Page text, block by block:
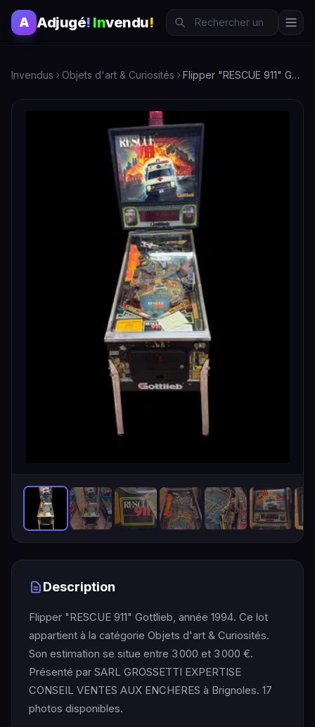
A Adjugé! Invendu!
Invendus Objets d'art & Curiosités Flipper "RESCUE 911" Gottlieb, année 1994.
Description
Flipper "RESCUE 911" Gottlieb, année 1994. Ce lot
appartient à la catégorie Objets d'art & Curiosités.
Son estimation se situe entre 3 000 et 3 000 €.
Présenté par SARL GROSSETTI EXPERTISE
CONSEIL VENTES AUX ENCHERES à Brignoles. 17
photos disponibles.